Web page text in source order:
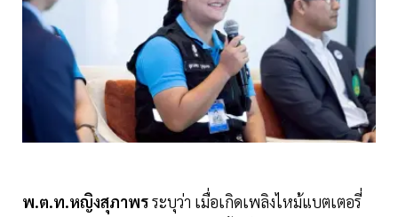
พ.ต.ท.หญิงสุภาพรระบุว่า เมื่อเกิดเพลิงไหม้แบตเตอรี่